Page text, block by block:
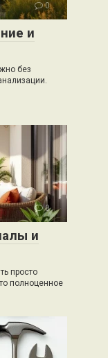
0
и
без
0
и
просто
полноценное